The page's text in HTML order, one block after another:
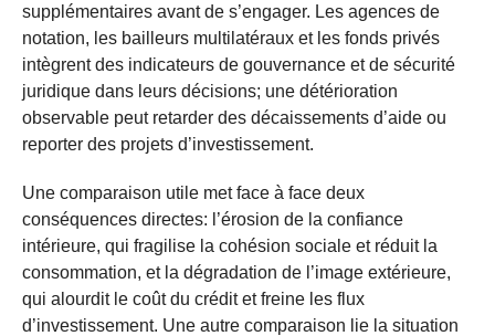
supplémentaires avant de s’engager. Les agences de
notation, les bailleurs multilatéraux et les fonds privés
intègrent des indicateurs de gouvernance et de sécurité
juridique dans leurs décisions; une détérioration
observable peut retarder des décaissements d’aide ou
reporter des projets d’investissement.
Une comparaison utile met face à face deux
conséquences directes: l’érosion de la confiance
intérieure, qui fragilise la cohésion sociale et réduit la
consommation, et la dégradation de l’image extérieure,
qui alourdit le coût du crédit et freine les flux
d’investissement. Une autre comparaison lie la situation